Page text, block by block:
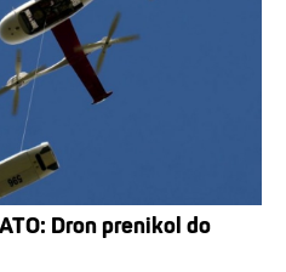
Dron prenikol do